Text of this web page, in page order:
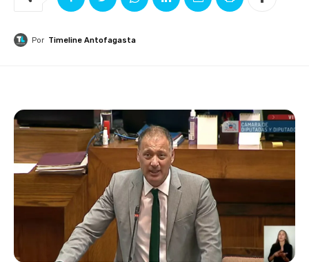
Por Timeline Antofagasta